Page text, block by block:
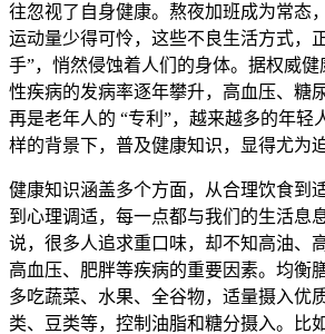
往忽视了自身健康。熬夜加班成为常态
运动量少得可怜，这些不良生活方式，
手”，悄然侵蚀着人们的身体。据权威
性疾病的发病率逐年攀升，高血压、糖
再是老年人的 “专利”，越来越多的年轻
样的背景下，普及健康知识，显得尤为
健康知识涵盖多个方面，从合理饮食到
到心理调适，每一点都与我们的生活息
说，很多人追求重口味，却不知高油、
高血压、肥胖等疾病的重要因素。均衡
多吃蔬菜、水果、全谷物，适量摄入优
类、豆类等，控制油脂和糖分摄入。比